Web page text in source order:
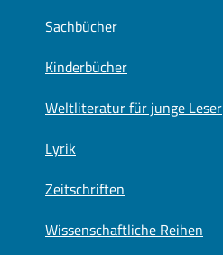
Sachbücher
Kinderbücher
Weltliteratur für junge Leser
Lyrik
Zeitschriften
Wissenschaftliche Reihen